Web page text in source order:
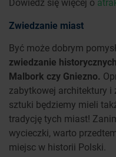
Zwiedzanie miast
Być może dobrym
zwiedzanie
Malbork czy Gniezno.
zabytkowej architektury i
sztuki będziemy mieli
tradycję tych miast!
wycieczki, warto
miejsc w historii Polski.